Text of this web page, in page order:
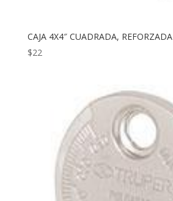
CAJA 4X4″ CUADRADA, REFORZADA
$22